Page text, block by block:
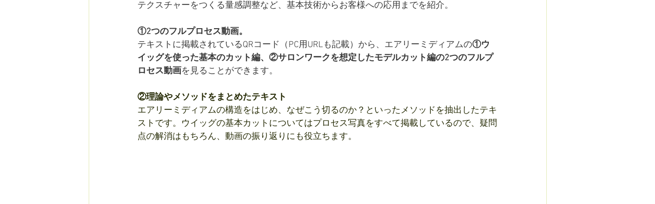
テクスチャーをつくる量感調整など、基本技術からお客様への応用までを紹介。
①2つのフルプロセス動画。
テキストに掲載されているQRコード（PC用URLも記載）から、エアリーミディアムの①ウ
イッグを使った基本のカット編、②サロンワークを想定したモデルカット編の2つのフルプ
ロセス動画を見ることができます。
②理論やメソッドをまとめたテキスト
エアリーミディアムの構造をはじめ、なぜこう切るのか？といったメソッドを抽出したテキ
ストです。ウイッグの基本カットについてはプロセス写真をすべて掲載しているので、疑問
点の解消はもちろん、動画の振り返りにも役立ちます。